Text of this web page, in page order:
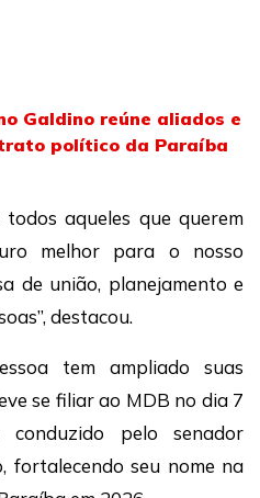
Galdino reúne aliados e
político da Paraíba
todos aqueles que querem
melhor para o nosso
de união, planejamento e
destacou.
tem ampliado suas
se filiar ao MDB no dia 7
pelo senador
fortalecendo seu nome na